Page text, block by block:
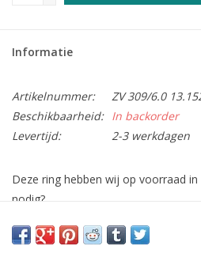
Informatie
Artikelnummer:
ZV 309/6.0
Beschikbaarheid: In backorder
Levertijd:
2-3 werkdagen
Deze ring hebben wij op voorraad
nodig?
Deze bestellen wij graag voor u,